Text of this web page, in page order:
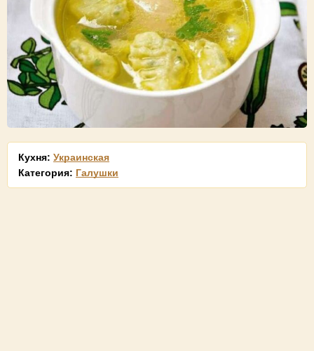
Кухня: Украинская
Категория: Галушки